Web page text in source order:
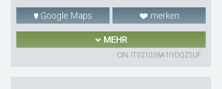
Google Maps merken
MEHR
CIN: IT021038A1IYDQZ5UF